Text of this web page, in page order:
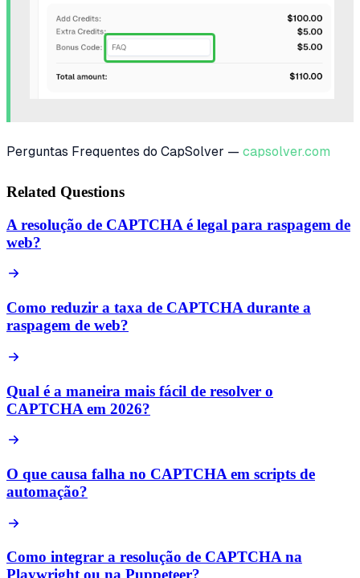
Perguntas Frequentes do CapSolver — capsolver.com
Related Questions
A resolução de CAPTCHA é legal para raspagem de
web?
Como reduzir a taxa de CAPTCHA durante a
raspagem de web?
Qual é a maneira mais fácil de resolver o
CAPTCHA em 2026?
O que causa falha no CAPTCHA em scripts de
automação?
Como integrar a resolução de CAPTCHA na